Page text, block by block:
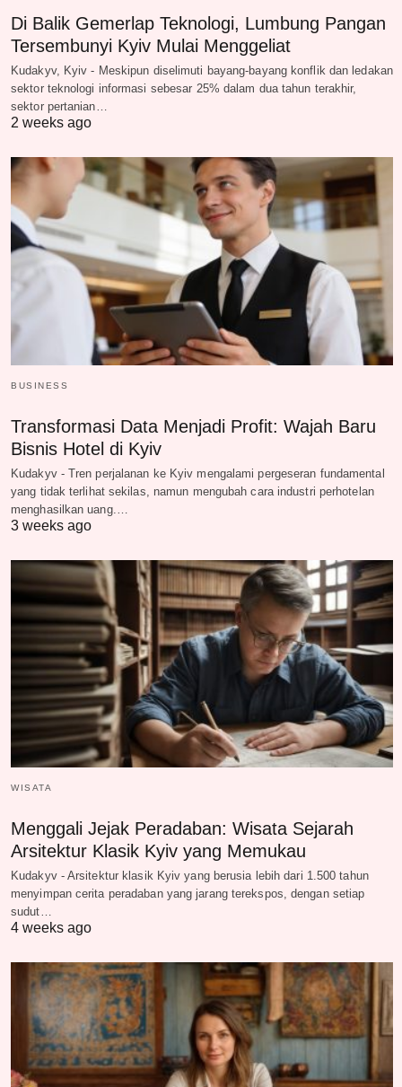
Di Balik Gemerlap Teknologi, Lumbung Pangan
Tersembunyi Kyiv Mulai Menggeliat
Kudakyv, Kyiv - Meskipun diselimuti bayang-bayang konflik dan ledakan
sektor teknologi informasi sebesar 25% dalam dua tahun terakhir,
sektor pertanian…
2 weeks ago
BUSINESS
Transformasi Data Menjadi Profit: Wajah Baru
Bisnis Hotel di Kyiv
Kudakyv - Tren perjalanan ke Kyiv mengalami pergeseran fundamental
yang tidak terlihat sekilas, namun mengubah cara industri perhotelan
menghasilkan uang.…
3 weeks ago
WISATA
Menggali Jejak Peradaban: Wisata Sejarah
Arsitektur Klasik Kyiv yang Memukau
Kudakyv - Arsitektur klasik Kyiv yang berusia lebih dari 1.500 tahun
menyimpan cerita peradaban yang jarang terekspos, dengan setiap
sudut…
4 weeks ago